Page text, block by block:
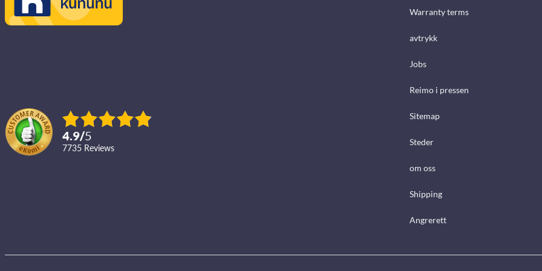
4.9/5
7735 reviews
Warranty terms
avtrykk
Jobs
Reimo i pressen
Sitemap
Steder
om oss
Shipping
Angrerett